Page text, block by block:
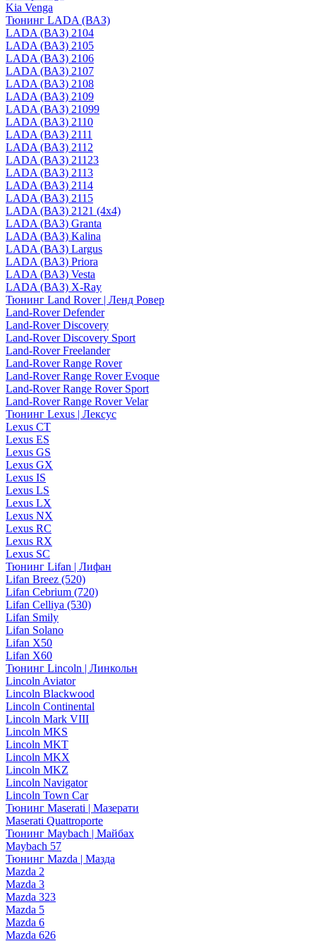
Kia Venga
Тюнинг LADA (ВАЗ)
LADA (ВАЗ) 2104
LADA (ВАЗ) 2105
LADA (ВАЗ) 2106
LADA (ВАЗ) 2107
LADA (ВАЗ) 2108
LADA (ВАЗ) 2109
LADA (ВАЗ) 21099
LADA (ВАЗ) 2110
LADA (ВАЗ) 2111
LADA (ВАЗ) 2112
LADA (ВАЗ) 21123
LADA (ВАЗ) 2113
LADA (ВАЗ) 2114
LADA (ВАЗ) 2115
LADA (ВАЗ) 2121 (4x4)
LADA (ВАЗ) Granta
LADA (ВАЗ) Kalina
LADA (ВАЗ) Largus
LADA (ВАЗ) Priora
LADA (ВАЗ) Vesta
LADA (ВАЗ) X-Ray
Тюнинг Land Rover | Ленд Ровер
Land-Rover Defender
Land-Rover Discovery
Land-Rover Discovery Sport
Land-Rover Freelander
Land-Rover Range Rover
Land-Rover Range Rover Evoque
Land-Rover Range Rover Sport
Land-Rover Range Rover Velar
Тюнинг Lexus | Лексус
Lexus CT
Lexus ES
Lexus GS
Lexus GX
Lexus IS
Lexus LS
Lexus LX
Lexus NX
Lexus RC
Lexus RX
Lexus SC
Тюнинг Lifan | Лифан
Lifan Breez (520)
Lifan Cebrium (720)
Lifan Celliya (530)
Lifan Smily
Lifan Solano
Lifan X50
Lifan X60
Тюнинг Lincoln | Линкольн
Lincoln Aviator
Lincoln Blackwood
Lincoln Continental
Lincoln Mark VIII
Lincoln MKS
Lincoln MKT
Lincoln MKX
Lincoln MKZ
Lincoln Navigator
Lincoln Town Car
Тюнинг Maserati | Мазерати
Maserati Quattroporte
Тюнинг Maybach | Майбах
Maybach 57
Тюнинг Mazda | Мазда
Mazda 2
Mazda 3
Mazda 323
Mazda 5
Mazda 6
Mazda 626